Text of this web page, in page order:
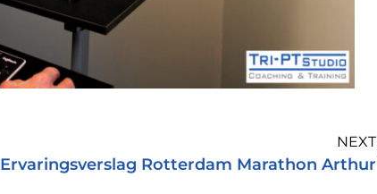
NEXT
Ervaringsverslag Rotterdam Marathon Arthur